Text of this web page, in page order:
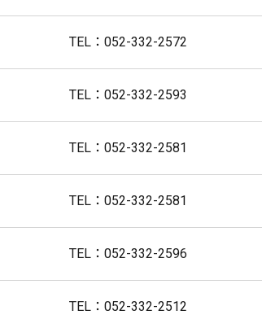
TEL：052-332-2572
TEL：052-332-2593
TEL：052-332-2581
TEL：052-332-2581
TEL：052-332-2596
TEL：052-332-2512